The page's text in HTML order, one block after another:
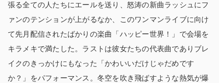
張る全ての人たちにエールを送り、怒涛の新曲ラッシュにフ
ァンのテンションが上がるなか、このワンマンライブに向け
て先月配信されたばかりの楽曲「ハッピー世界！」で会場を
キラメキで満たした。ラストは彼女たちの代表曲でありブレ
イクのきっかけにもなった「かわいいだけじゃだめです
か？」をパフォーマンス。冬空を吹き飛ばすような熱気が爆